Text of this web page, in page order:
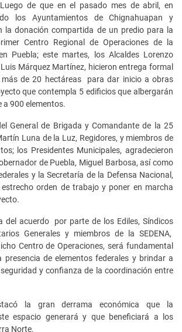
de que en el pasado mes de abril, en
los Ayuntamientos de Chignahuapan y
la donación compartida de un predio para la
Centro Regional de Operaciones de la
Puebla; este martes, los Alcaldes Lorenzo
Márquez Martínez, hicieron entrega formal
más de 20 hectáreas para dar inicio a obras
que contempla 5 edificios que albergarán
900 elementos.
General de Brigada y Comandante de la 25
Luna de la Luz, Regidores, y miembros de
los Presidentes Municipales, agradecieron
de Puebla, Miguel Barbosa, así como
y la Secretaría de la Defensa Nacional,
orden de trabajo y poner en marcha
del acuerdo por parte de los Ediles, Síndicos
Generales y miembros de la SEDENA,
Centro de Operaciones, será fundamental
presencia de elementos federales y brindar a
y confianza de la coordinación entre
la gran derrama económica que la
espacio generará y que beneficiará a los
Norte.